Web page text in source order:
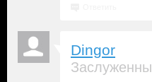
Dingor